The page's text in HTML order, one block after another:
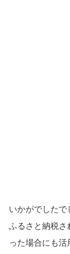
いかがでしたで
ふるさと納税さ
った場合にも活